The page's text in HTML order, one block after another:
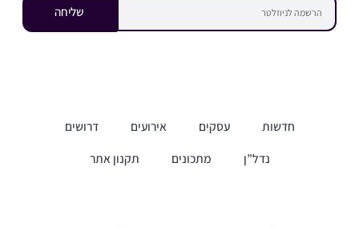
שליחה
חדשות עסקים אירועים
דרושים
נדל”ן
מתכונים תקנון אתר